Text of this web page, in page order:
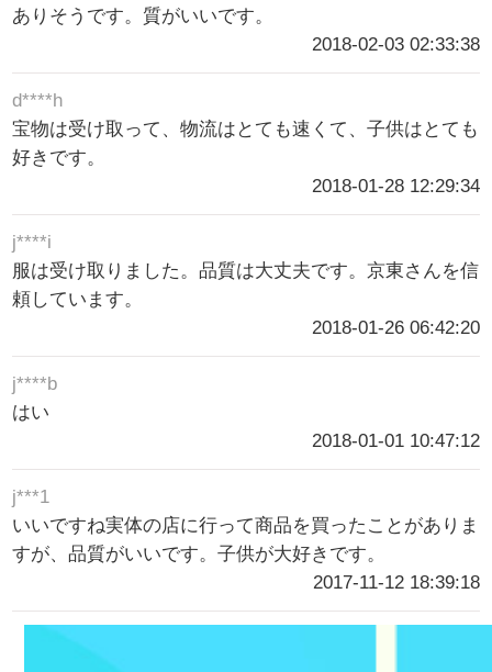
ありそうです。質がいいです。
2018-02-03 02:33:38
d****h
宝物は受け取って、物流はとても速くて、子供はとても
好きです。
2018-01-28 12:29:34
j****i
服は受け取りました。品質は大丈夫です。京東さんを信
頼しています。
2018-01-26 06:42:20
j****b
はい
2018-01-01 10:47:12
j***1
いいですね実体の店に行って商品を買ったことがありま
すが、品質がいいです。子供が大好きです。
2017-11-12 18:39:18